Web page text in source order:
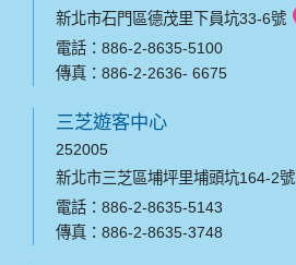
新北市石門區德茂里下員坑33-6號
電話：886-2-8635-5100
傳真：886-2-2636- 6675
三芝遊客中心
252005
新北市三芝區埔坪里埔頭坑164-2號
電話：886-2-8635-5143
傳真：886-2-8635-3748